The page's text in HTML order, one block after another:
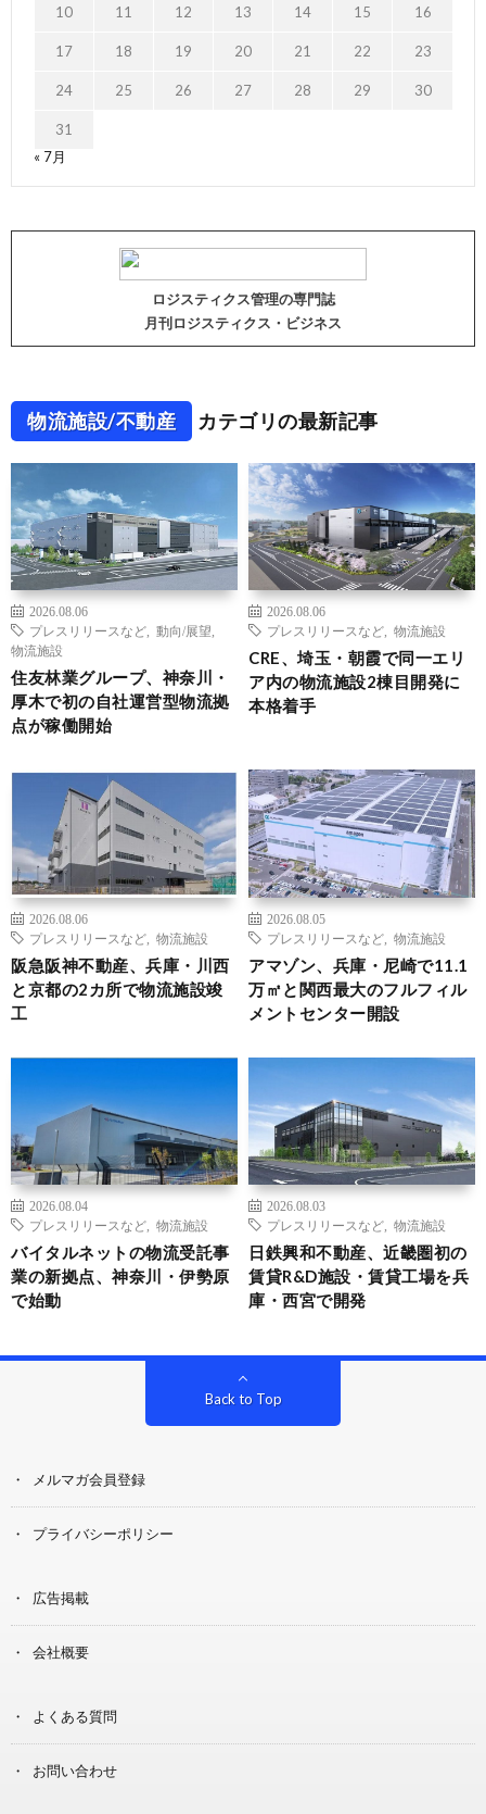
10 11 12 13 14 15 16
17 18 19 20 21 22 23
24 25 26 27 28 29 30
31
« 7月
ロジスティクス管理の専門誌
月刊ロジスティクス・ビジネス
物流施設/不動産 カテゴリの最新記事
2026.08.06
プレスリリースなど
動向/展望
物流施設
住友林業グループ、神奈川・
厚木で初の自社運営型物流拠
点が稼働開始
2026.08.06
プレスリリースなど
物流施設
CRE、埼玉・朝霞で同一エリ
ア内の物流施設2棟目開発に
本格着手
2026.08.06
プレスリリースなど
物流施設
阪急阪神不動産、兵庫・川西
と京都の2カ所で物流施設竣
工
2026.08.05
プレスリリースなど
物流施設
アマゾン、兵庫・尼崎で11.1
万㎡と関西最大のフルフィル
メントセンター開設
2026.08.04
プレスリリースなど
物流施設
バイタルネットの物流受託事
業の新拠点、神奈川・伊勢原
で始動
2026.08.03
プレスリリースなど
物流施設
日鉄興和不動産、近畿圏初の
賃貸R&D施設・賃貸工場を兵
庫・西宮で開発
Back to Top
メルマガ会員登録
プライバシーポリシー
広告掲載
会社概要
よくある質問
お問い合わせ